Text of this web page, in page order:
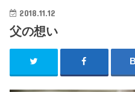
2018.11.12
父の想い